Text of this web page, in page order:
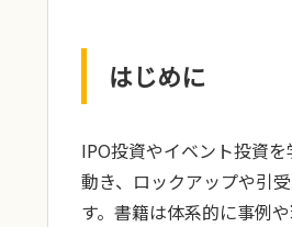
はじめに
IPO投資やイベント投資
動き、ロックアップや引
す。書籍は体系的に事例